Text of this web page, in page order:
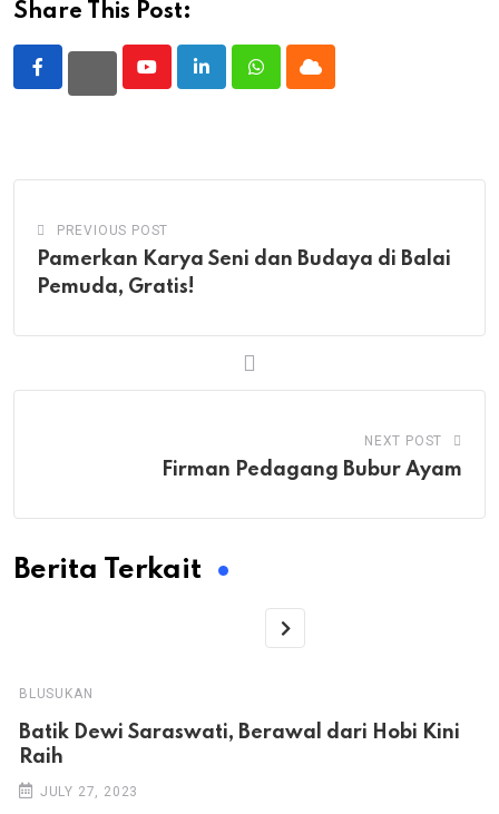
Share This Post:
YoutubeLinkedInWhatsappCloud
PREVIOUS POST
Pamerkan Karya Seni dan Budaya di Balai
Pemuda, Gratis!
NEXT POST
Firman Pedagang Bubur Ayam
Berita Terkait
BLUSUKAN
Batik Dewi Saraswati, Berawal dari Hobi Kini
Raih
JULY 27, 2023